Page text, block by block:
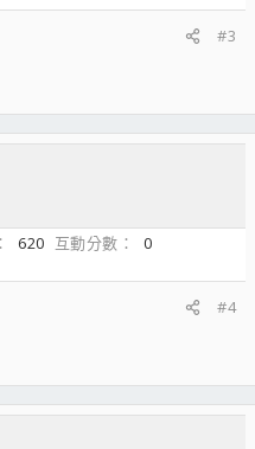
#3
620 互動分數
0
#4